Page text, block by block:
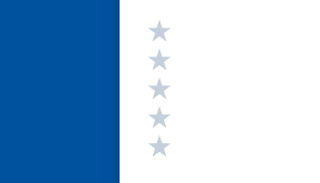
Valutazione